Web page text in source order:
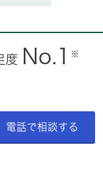
度 No.1 ※
電話で相談する